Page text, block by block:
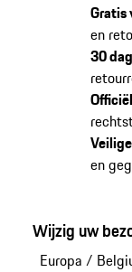
Gratis
en
30
en
Wijzig uw
Europa /